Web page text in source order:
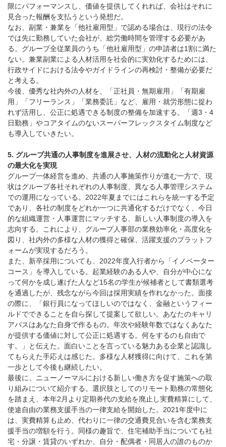
限にパフォーマンスし、価値を提供してくれれば、会社はそれに
見合った報酬を支払うという発想だ。
なお、副業・兼業を「他社雇用型」で認める場合は、現行の法令
では先に勤務していた会社が、総労働時間を管理する必要があ
る。グループ全従業員のうち「他社雇用型」の申請者は1割に満た
ない。兼業副業による人材活用を社会的に実効化するためには、
行政サイドにおける法令やガイドラインの再検討・整備が必要だ
と考える。
今後、優秀な社内外の人材を、「正社員・無期雇用」「有期雇
用」「フリーランス」「業務委託」など、雇用・就労形態に捉わ
れず活用し、公正に処遇できる制度の整備を加速する。「週3・4
日勤務」やコアタイムのないスーパーフレックスタイム制度など
も導入していきたい。
5. グループ共通の人事制度を進展させ、人材の流動化と人材資源
の最大化を実現
グループ一体経営を進め、共通の人事施策作りが進む一方で、現
状はグループ各社それぞれの人事制度、異なる人事管理システム
での運用になっている。2022年夏までにはこれらを統一する予定
であり、各社の制度をどれか一つに共通化するだけでなく、今日
的な組織運営・人事運営にマッチする、新しい人事制度の導入を
志向する。これにより、グループ人事部の業務効率化・高度化を
図り、社内外の多様な人材の獲得と確保、活躍支援のプラットフ
ォームが実現するだろう。
また、新卒採用についても、2022年度入行者から「イノベーター
コース」を導入している。起業経験のある人や、自分が中心にな
って何かを成し遂げた人など15名の学生が候補者として書類選考
を通過したが、残念ながら今回は採用実績を作れなかった。面接
の際に、「銀行員になってほしいのではなく、金融というフィー
ルドでできることを自ら探して提案して欲しい。あなたのキャリ
アパスはあなた自身で作るもの。年次や経験年数ではなくあなた
が提供する価値に対して公正に処遇する。何をするのも自由で
す。」と伝えた。面白いことを言っている魅力ある企業と認識し
てもらえた手応えは感じた。多様な人材獲得に向けて、これを第
一歩として今後も継続したい。
最後に、ニューノーマルにおける新しい働き方を促す施策への取
り組みについて紹介する。選択肢としてのリモート勤務の常態化
を踏まえ、本年2月より定期券代の支給を廃止し実費精算にして、
使途自由の業務支援手当の一律支給を開始した。2021年度中に
は、実費精算も止め、代わりに一律の交通費見合いを含む業務支
援手当の増額を行う。同様の趣旨で、住宅補助手当についても社
宅・分譲・賃貸のいずれか、自分・配偶者・同居人の誰のものか